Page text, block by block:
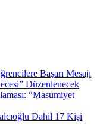
Başarı Mesajı
Düzenlenecek
“Masumiyet
Dahil 17 Kişi